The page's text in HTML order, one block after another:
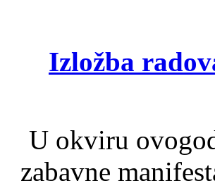
Izložba
U okviru
zabavne